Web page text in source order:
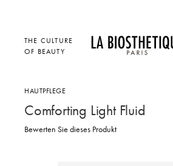
THE CULTURE
OF BEAUTY
HAUTPFLEGE
Comforting Light Fluid
Bewerten Sie dieses Produkt